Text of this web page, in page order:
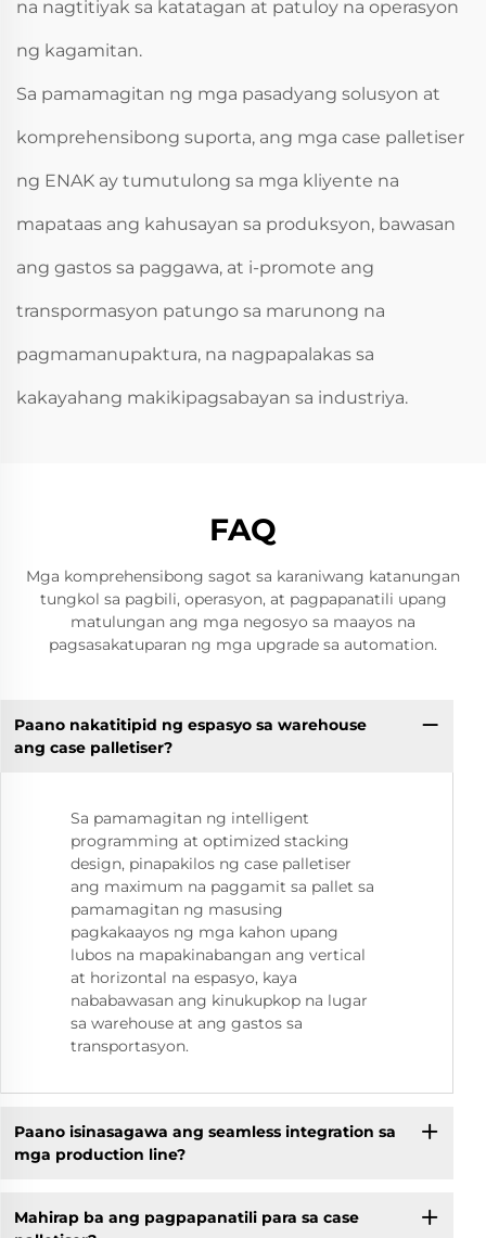
na nagtitiyak sa katatagan at patuloy na operasyon
ng kagamitan.
Sa pamamagitan ng mga pasadyang solusyon at
komprehensibong suporta, ang mga case palletiser
ng ENAK ay tumutulong sa mga kliyente na
mapataas ang kahusayan sa produksyon, bawasan
ang gastos sa paggawa, at i-promote ang
transpormasyon patungo sa marunong na
pagmamanupaktura, na nagpapalakas sa
kakayahang makikipagsabayan sa industriya.
FAQ
Mga komprehensibong sagot sa karaniwang katanungan
tungkol sa pagbili, operasyon, at pagpapanatili upang
matulungan ang mga negosyo sa maayos na
pagsasakatuparan ng mga upgrade sa automation.
Paano nakatitipid ng espasyo sa warehouse
ang case palletiser?
Sa pamamagitan ng intelligent
programming at optimized stacking
design, pinapakilos ng case palletiser
ang maximum na paggamit sa pallet sa
pamamagitan ng masusing
pagkakaayos ng mga kahon upang
lubos na mapakinabangan ang vertical
at horizontal na espasyo, kaya
nababawasan ang kinukupkop na lugar
sa warehouse at ang gastos sa
transportasyon.
Paano isinasagawa ang seamless integration sa
mga production line?
Mahirap ba ang pagpapanatili para sa case